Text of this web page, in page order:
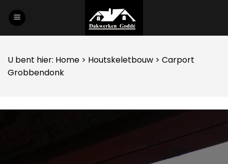
U bent hier: Home > Houtskeletbouw > Carport
Grobbendonk